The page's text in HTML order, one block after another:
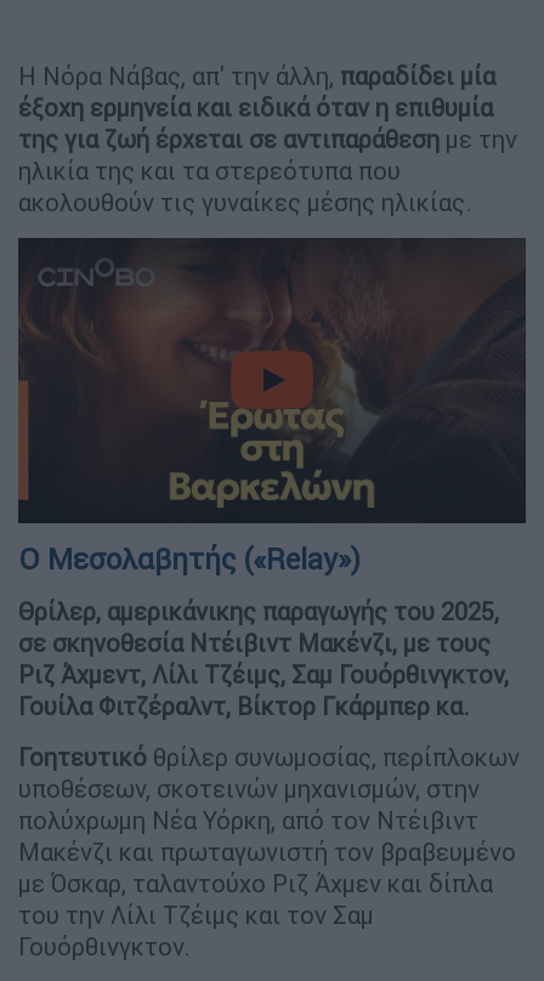
Η Νόρα Νάβας, απ' την άλλη, παραδίδει μία
έξοχη ερμηνεία και ειδικά όταν η επιθυμία
της για ζωή έρχεται σε αντιπαράθεση με την
ηλικία της και τα στερεότυπα που
ακολουθούν τις γυναίκες μέσης ηλικίας.
video
Ο Μεσολαβητής («Relay»)
Θρίλερ, αμερικάνικης παραγωγής του 2025,
σε σκηνοθεσία Ντέιβιντ Μακένζι, με τους
Ριζ Άχμεντ, Λίλι Τζέιμς, Σαμ Γουόρθινγκτον,
Γουίλα Φιτζέραλντ, Βίκτορ Γκάρμπερ κα.
Γοητευτικό θρίλερ συνωμοσίας, περίπλοκων
υποθέσεων, σκοτεινών μηχανισμών, στην
πολύχρωμη Νέα Υόρκη, από τον Ντέιβιντ
Μακένζι και πρωταγωνιστή τον βραβευμένο
με Όσκαρ, ταλαντούχο Ριζ Άχμεν και δίπλα
του την Λίλι Τζέιμς και τον Σαμ
Γουόρθινγκτον.